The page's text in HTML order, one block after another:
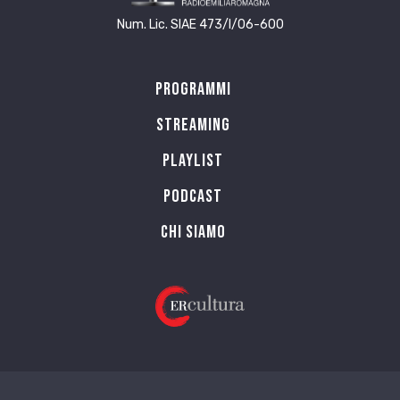
Num. Lic. SIAE 473/I/06-600
Programmi
Streaming
Playlist
PODCAST
Chi siamo